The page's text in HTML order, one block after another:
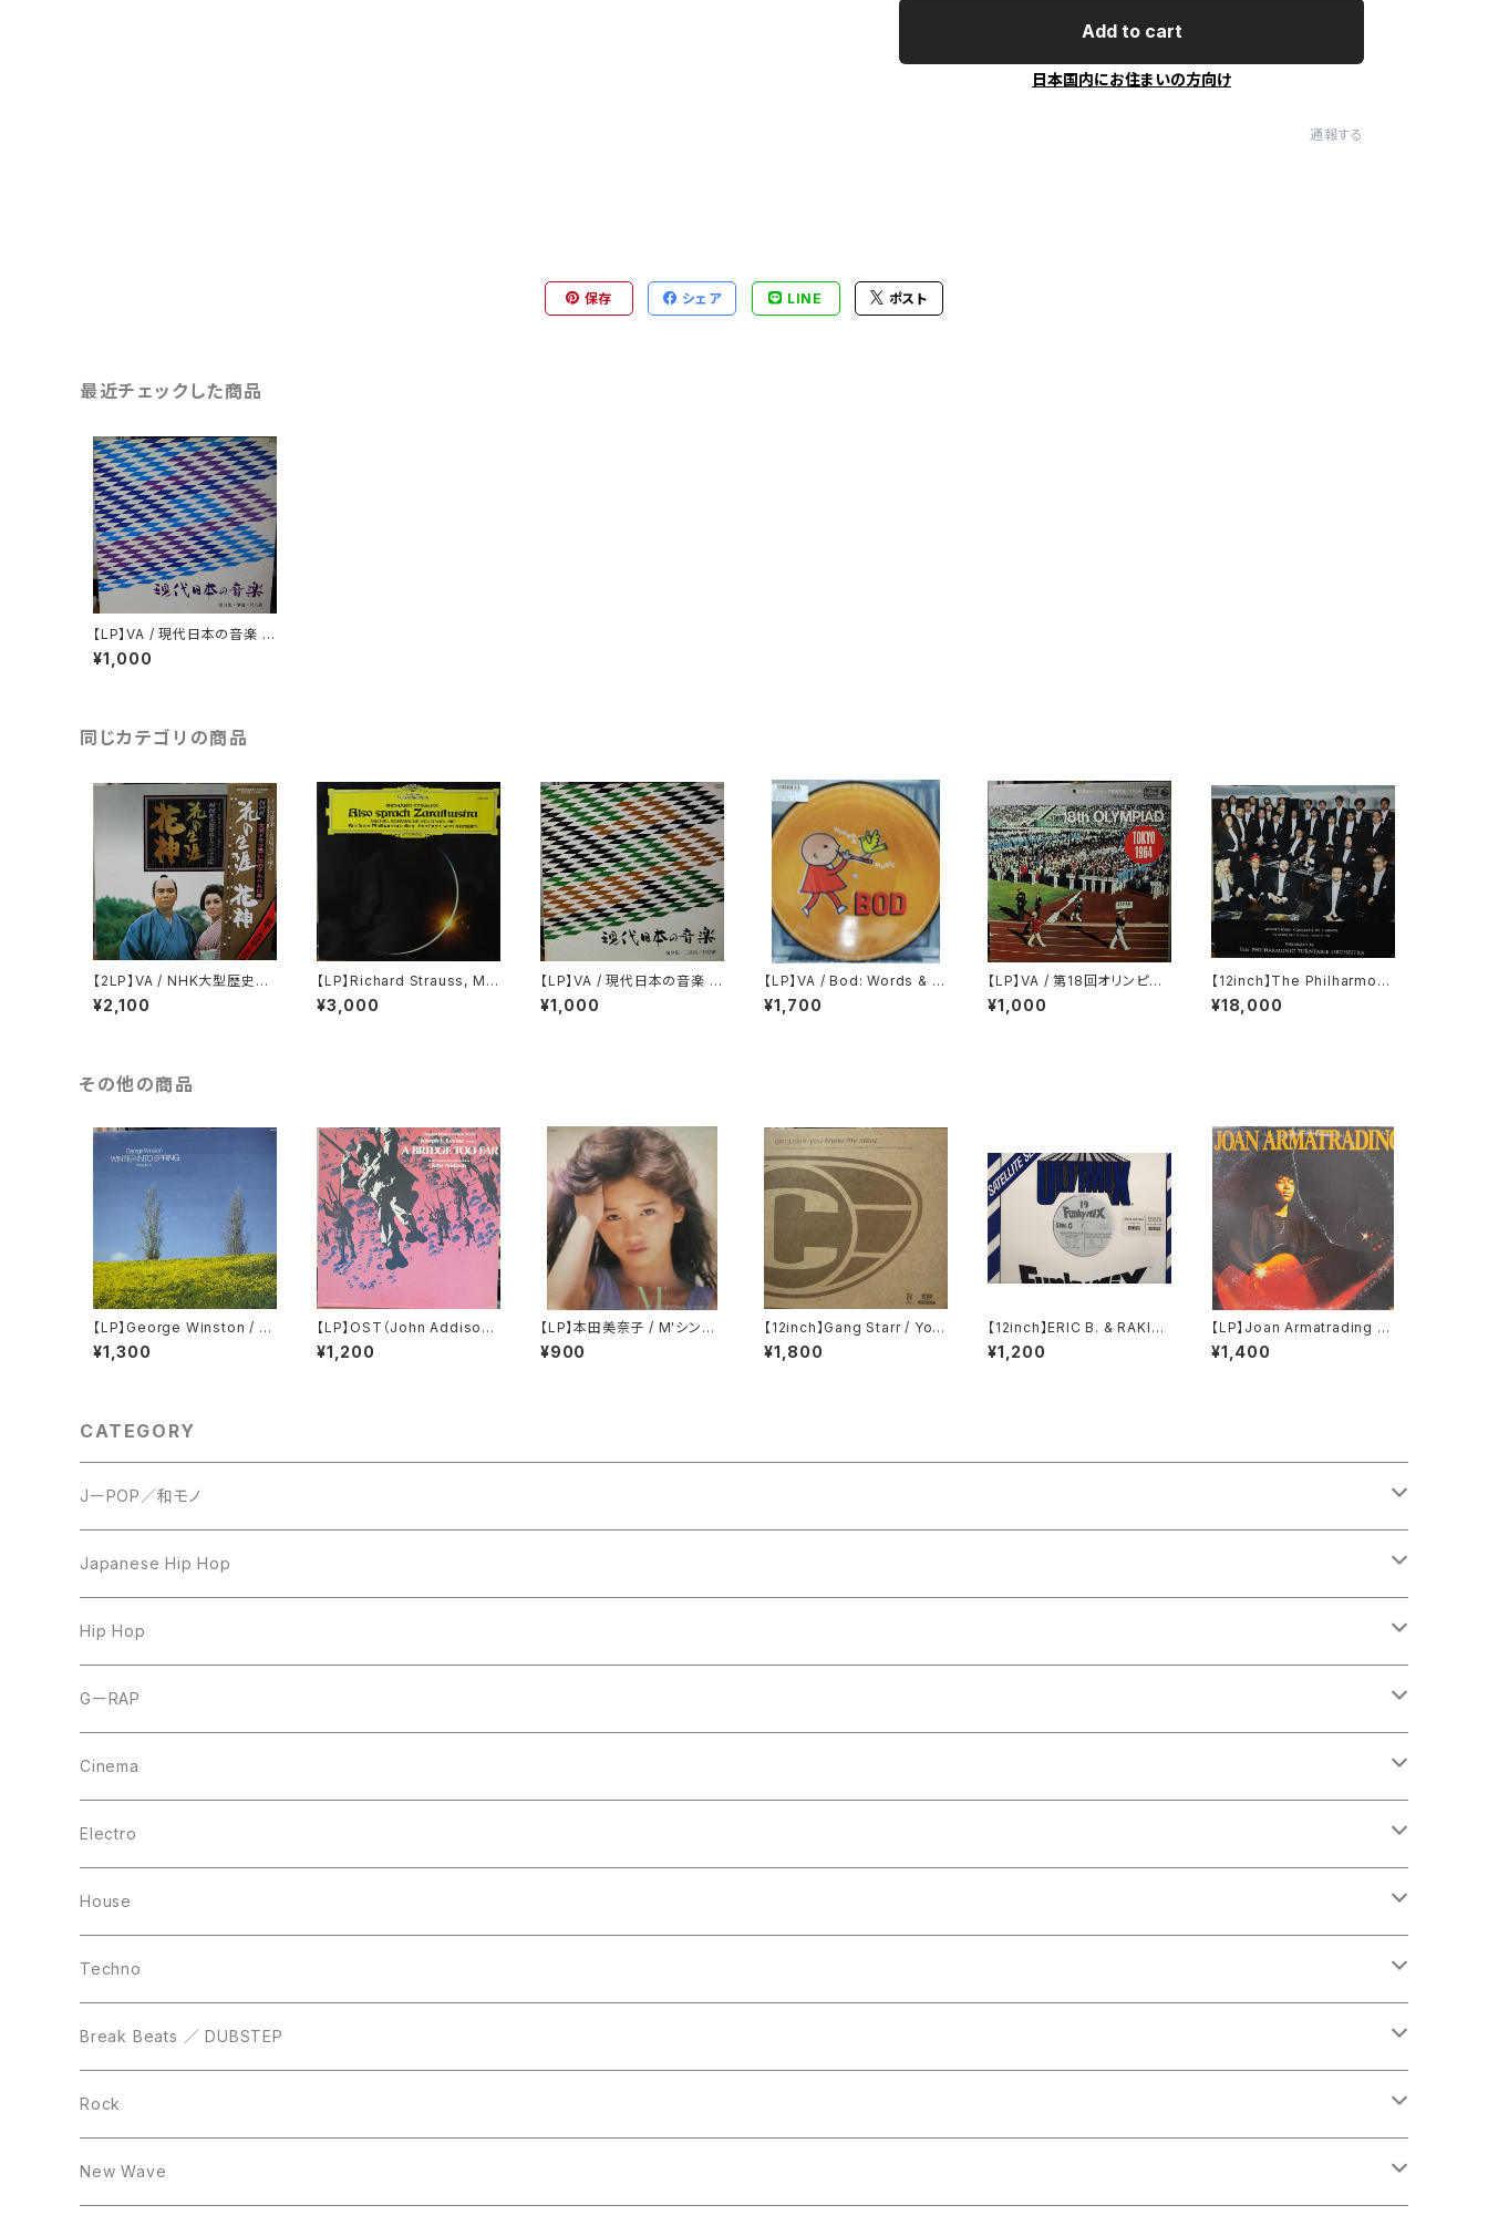
Add to cart
日本国内にお住まいの方向け
通報する
保存 シェア LINE ポスト
最近チェックした商品
【LP】VA / 現代日本の音楽 第
8集 筝曲/尺八曲
¥1,000
同じカテゴリの商品
【2LP】VA / NHK大型歴史ド
ラマの十五年 花の生涯から
花神まで
¥2,100
【LP】Richard Strauss, Mic
hel Schwalb, Berliner Phi
lharmoniker Herbert von
¥3,000
【LP】VA / 現代日本の音楽 第
9集 三絃曲 琵琶曲
¥1,000
【LP】VA / Bod: Words & M
usic
¥1,700
【LP】VA / 第18回オリンピッ
ク東京大会/1964
¥1,000
【12inch】The Philharmoni
c Turntable Orchestra / C
oncerto In E Minor
¥18,000
その他の商品
【LP】George Winston / W
inter Into Spring
¥1,300
【LP】OST（John Addison）
/ A Bridge Too Far
¥1,200
【LP】本田美奈子 / M'シンド
ローム
¥900
【12inch】Gang Starr / You
Know My Steez (UK Rem
ixes)
¥1,800
【12inch】ERIC B. & RAKIM
/ I Know You Got Soul 95'
FUNKY MIX 19 C/D
¥1,200
【LP】Joan Armatrading /
Joan Armatrading
¥1,400
CATEGORY
JーPOP／和モノ
LP
7inch
CD
12inch
10inch
Casette Tape
Japanese Hip Hop
12inch
LP
Hip Hop
LP
12inch
CD
GーRAP
12inch
LP
Cinema
LP
12inch
DVD
Electro
12inch
LP
House
LP
12inch
10inch
Techno
12inch
LP
Break Beats ／ DUBSTEP
12inch
LP
Rock
12inch
New Wave